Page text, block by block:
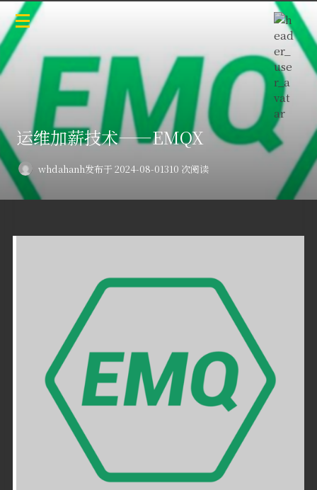
运维加薪技术——EMQX
whdahanh发布于 2024-08-01310 次阅读